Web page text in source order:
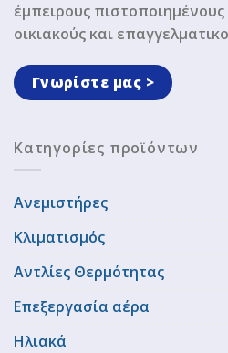
έμπειρους
οικιακούς και
Γνωρίστε μας >
Κατηγορίες προϊόντων
Ανεμιστήρες
Κλιματισμός
Αντλίες Θερμότητας
Επεξεργασία αέρα
Ηλιακά